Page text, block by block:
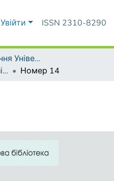
Увійти ISSN 2310-8290
Серіальні видання Університету
Міждисциплінарні дослідження складних систем
Номер 14